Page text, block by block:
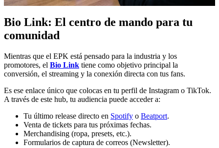
Bio Link: El centro de mando para tu
comunidad
Mientras que el EPK está pensado para la industria y los
promotores, el Bio Link tiene como objetivo principal la
conversión, el streaming y la conexión directa con tus fans.
Es ese enlace único que colocas en tu perfil de Instagram o TikTok.
A través de este hub, tu audiencia puede acceder a:
Tu último release directo en Spotify o Beatport.
Venta de tickets para tus próximas fechas.
Merchandising (ropa, presets, etc.).
Formularios de captura de correos (Newsletter).